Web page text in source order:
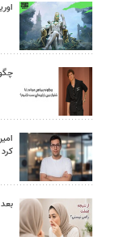
کرد